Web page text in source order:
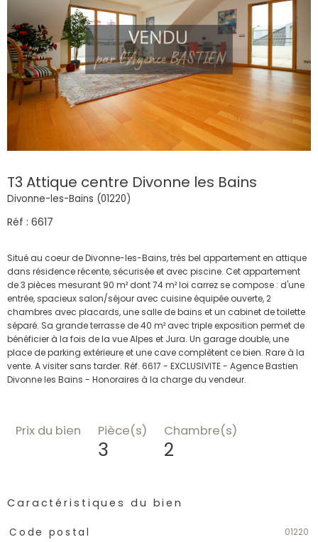
T3 Attique centre Divonne les Bains
Divonne-les-Bains (01220)
Réf : 6617
Situé au coeur de Divonne-les-Bains, très bel appartement en attique
dans résidence récente, sécurisée et avec piscine. Cet appartement
de 3 pièces mesurant 90 m² dont 74 m² loi carrez se compose : d'une
entrée, spacieux salon/séjour avec cuisine équipée ouverte, 2
chambres avec placards, une salle de bains et un cabinet de toilette
séparé. Sa grande terrasse de 40 m² avec triple exposition permet de
bénéficier à la fois de la vue Alpes et Jura. Un garage double, une
place de parking extérieure et une cave complètent ce bien. Rare à la
vente. A visiter sans tarder. Réf. 6617 - EXCLUSIVITE - Agence Bastien
Divonne les Bains - Honoraires à la charge du vendeur.
Prix du bien Pièce(s)
3
Chambre(s)
2
Caractéristiques du bien
Caractéristiques Valeurs
Code postal 01220